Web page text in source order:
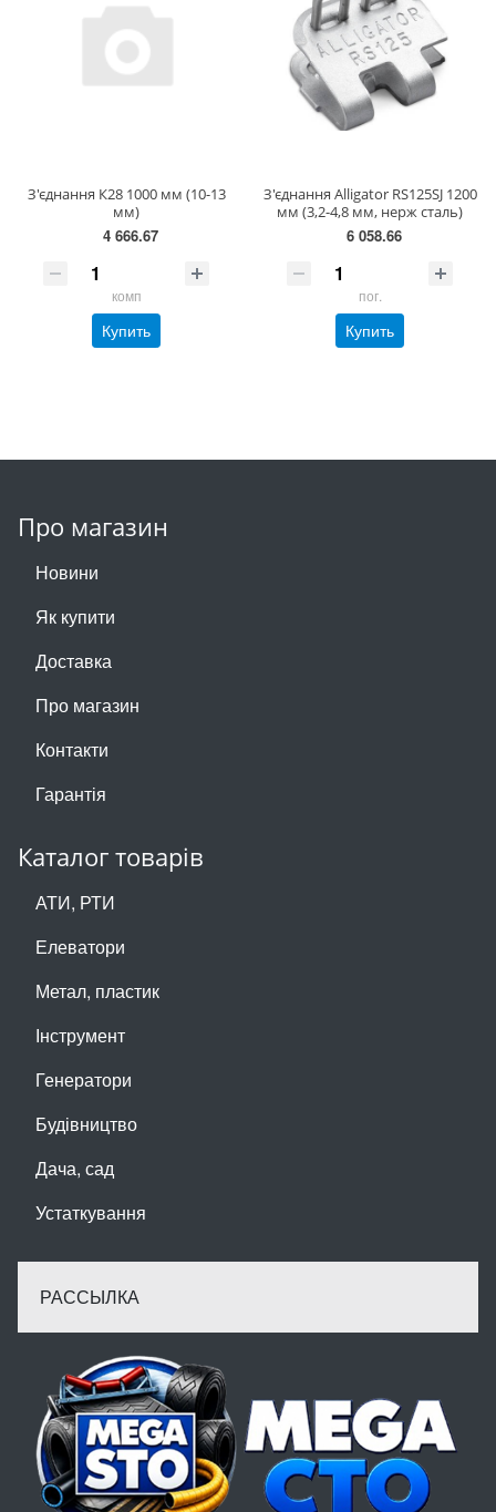
З'єднання К28 1000 мм (10-13
мм)
4 666.67
комп
Купить
З'єднання Alligator RS125SJ 1200
мм (3,2-4,8 мм, нерж сталь)
6 058.66
пог.
Купить
Про магазин
Новини
Як купити
Доставка
Про магазин
Контакти
Гарантія
Каталог товарів
АТИ, РТИ
Елеватори
Метал, пластик
Інструмент
Генератори
Будівництво
Дача, сад
Устаткування
РАССЫЛКА